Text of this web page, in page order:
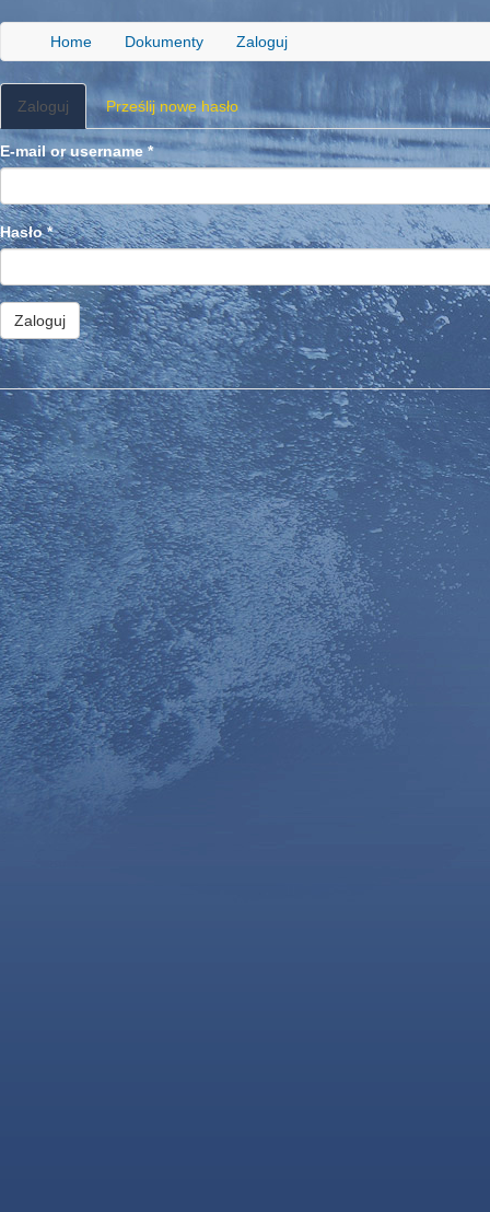
treści
Home Dokumenty Zaloguj
Karty
podstawowe
Zaloguj (aktywna
karta)
Prześlij nowe hasło
E-mail or username*
Hasło*
Zaloguj